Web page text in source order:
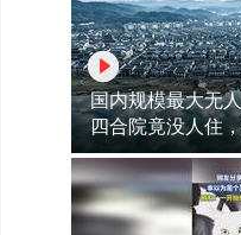
国内规模最大无
四合院竟没人住